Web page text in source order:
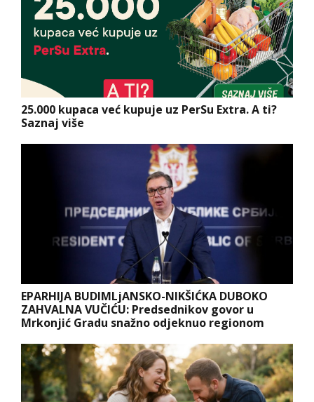
25.000 kupaca već kupuje uz PerSu Extra. A ti?
Saznaj više
EPARHIJA BUDIMLjANSKO-NIKŠIĆKA DUBOKO
ZAHVALNA VUČIĆU: Predsednikov govor u
Mrkonjić Gradu snažno odjeknuo regionom